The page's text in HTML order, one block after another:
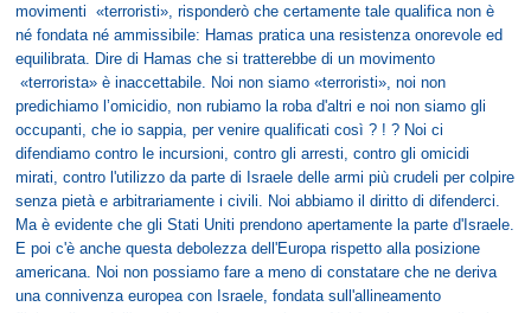
movimenti «terroristi», risponderò che certamente tale qualifica non è
né fondata né ammissibile: Hamas pratica una resistenza onorevole ed
equilibrata. Dire di Hamas che si tratterebbe di un movimento
«terrorista» è inaccettabile. Noi non siamo «terroristi», noi non
predichiamo l’omicidio, non rubiamo la roba d'altri e noi non siamo gli
occupanti, che io sappia, per venire qualificati così ? ! ? Noi ci
difendiamo contro le incursioni, contro gli arresti, contro gli omicidi
mirati, contro l'utilizzo da parte di Israele delle armi più crudeli per colpire
senza pietà e arbitrariamente i civili. Noi abbiamo il diritto di difenderci.
Ma è evidente che gli Stati Uniti prendono apertamente la parte d'Israele.
E poi c'è anche questa debolezza dell'Europa rispetto alla posizione
americana. Noi non possiamo fare a meno di constatare che ne deriva
una connivenza europea con Israele, fondata sull'allineamento